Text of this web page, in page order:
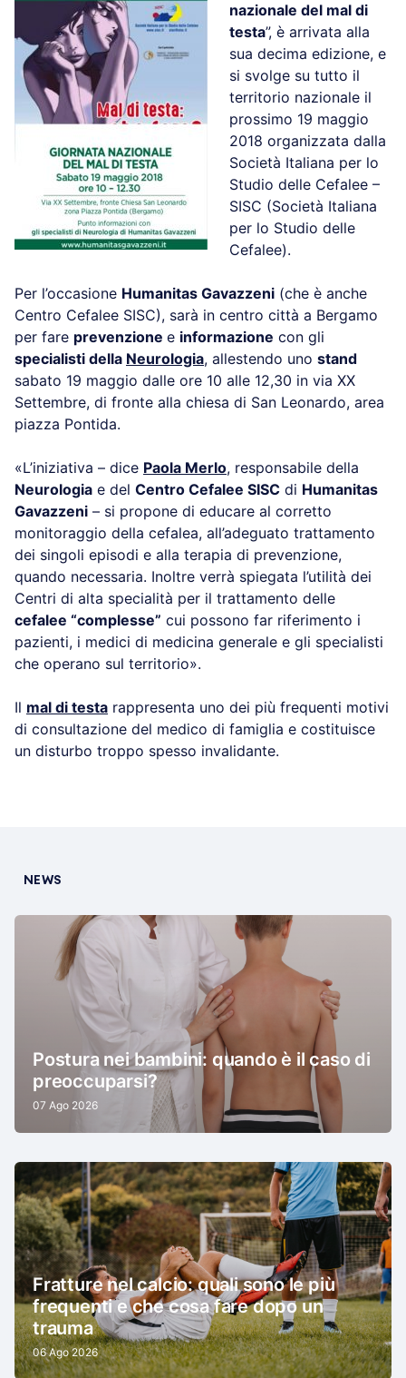
nazionale del mal di
testa”, è arrivata alla
sua decima edizione, e
si svolge su tutto il
territorio nazionale il
prossimo 19 maggio
2018 organizzata dalla
Società Italiana per lo
Studio delle Cefalee –
SISC (Società Italiana
per lo Studio delle
Cefalee).
Per l’occasione Humanitas Gavazzeni (che è anche
Centro Cefalee SISC), sarà in centro città a Bergamo
per fare prevenzione e informazione con gli
specialisti della Neurologia, allestendo uno stand
sabato 19 maggio dalle ore 10 alle 12,30 in via XX
Settembre, di fronte alla chiesa di San Leonardo, area
piazza Pontida.
«L’iniziativa – dice Paola Merlo, responsabile della
Neurologia e del Centro Cefalee SISC di Humanitas
Gavazzeni – si propone di educare al corretto
monitoraggio della cefalea, all’adeguato trattamento
dei singoli episodi e alla terapia di prevenzione,
quando necessaria. Inoltre verrà spiegata l’utilità dei
Centri di alta specialità per il trattamento delle
cefalee “complesse” cui possono far riferimento i
pazienti, i medici di medicina generale e gli specialisti
che operano sul territorio».
Il mal di testa rappresenta uno dei più frequenti motivi
di consultazione del medico di famiglia e costituisce
un disturbo troppo spesso invalidante.
NEWS
Postura nei bambini: quando è il caso di
preoccuparsi?
07 Ago 2026
Fratture nel calcio: quali sono le più
frequenti e che cosa fare dopo un
trauma
06 Ago 2026